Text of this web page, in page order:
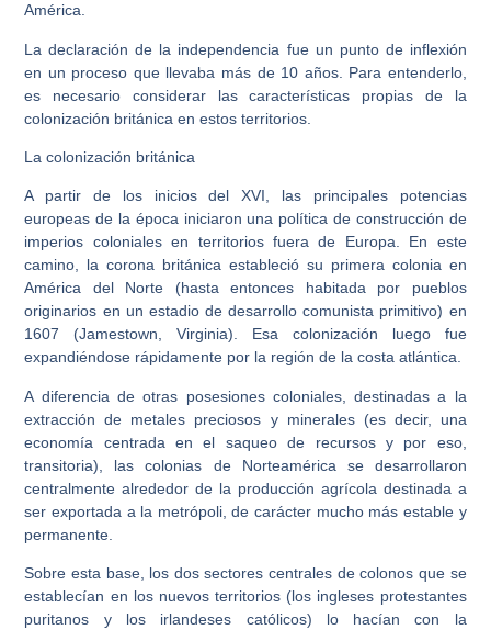
América.
La declaración de la independencia fue un punto de inflexión
en un proceso que llevaba más de 10 años. Para entenderlo,
es necesario considerar las características propias de la
colonización británica en estos territorios.
La colonización británica
A partir de los inicios del XVI, las principales potencias
europeas de la época iniciaron una política de construcción de
imperios coloniales en territorios fuera de Europa. En este
camino, la corona británica estableció su primera colonia en
América del Norte (hasta entonces habitada por pueblos
originarios en un estadio de desarrollo comunista primitivo) en
1607 (Jamestown, Virginia). Esa colonización luego fue
expandiéndose rápidamente por la región de la costa atlántica.
A diferencia de otras posesiones coloniales, destinadas a la
extracción de metales preciosos y minerales (es decir, una
economía centrada en el saqueo de recursos y por eso,
transitoria), las colonias de Norteamérica se desarrollaron
centralmente alrededor de la producción agrícola destinada a
ser exportada a la metrópoli, de carácter mucho más estable y
permanente.
Sobre esta base, los dos sectores centrales de colonos que se
establecían en los nuevos territorios (los ingleses protestantes
puritanos y los irlandeses católicos) lo hacían con la